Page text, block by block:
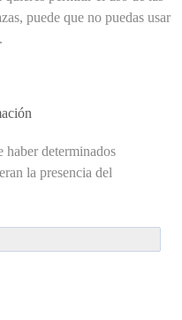
haber determinados
la presencia del
puede que no puedas usar